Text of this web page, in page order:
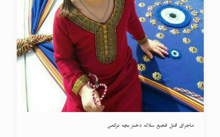
ماجرای قتل فجیع سلاله دختر بچه ترکمن